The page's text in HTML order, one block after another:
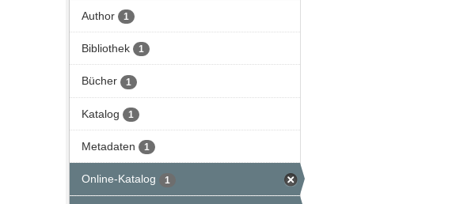
Author 1
Bibliothek 1
Bücher 1
Katalog 1
Metadaten 1
Online-Katalog 1